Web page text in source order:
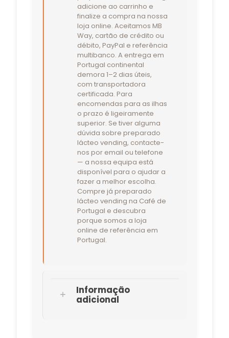
adicione ao carrinho e
finalize a compra na nossa
loja online. Aceitamos MB
Way, cartão de crédito ou
débito, PayPal e referência
multibanco. A entrega em
Portugal continental
demora 1–2 dias úteis,
com transportadora
certificada. Para
encomendas para as ilhas
o prazo é ligeiramente
superior. Se tiver alguma
dúvida sobre preparado
lácteo vending, contacte-
nos por email ou telefone
— a nossa equipa está
disponível para o ajudar a
fazer a melhor escolha.
Compre já preparado
lácteo vending na Café de
Portugal e descubra
porque somos a loja
online de referência em
Portugal.
Informação
adicional